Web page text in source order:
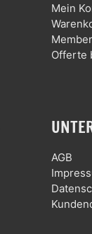
Mein
Offerte
AGB